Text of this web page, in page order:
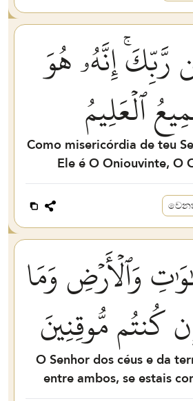
رَّبِّكَۚ إِنَّهُۥ هُوَ
ٱلۡعَلِيمُ
Como misericórdia de teu
Ele é O Oniouvinte, O
وَٱلۡأَرۡضِ وَمَا
كُنتُم مُّوقِنِينَ
O Senhor dos céus e da
entre ambos, se estais